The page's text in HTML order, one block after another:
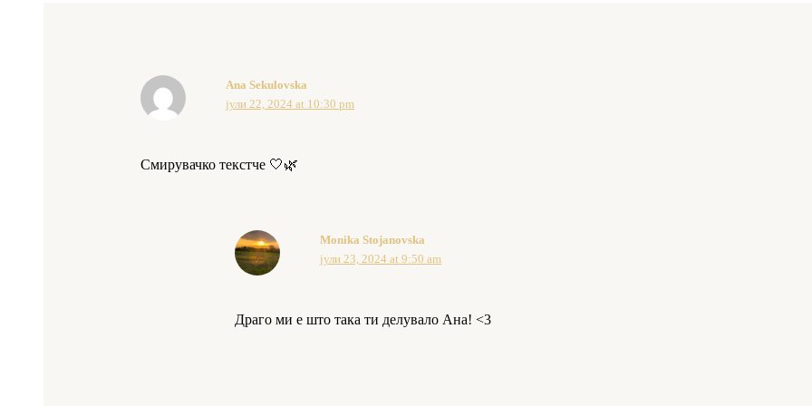
Ana Sekulovska
јули 22, 2024 at 10:30 pm
Смирувачко текстче 🤍🌿
Monika Stojanovska
јули 23, 2024 at 9:50 am
Драго ми е што така ти делувало Ана! <3